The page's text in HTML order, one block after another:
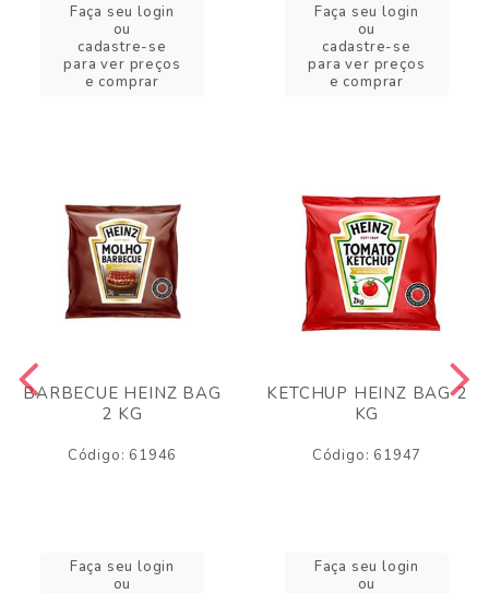
Faça seu login
ou
cadastre-se
para ver preços
e comprar
Faça seu login
ou
cadastre-se
para ver preços
e comprar
BARBECUE HEINZ BAG
2 KG
Código: 61946
Faça seu login
ou
KETCHUP HEINZ BAG 2
KG
Código: 61947
Faça seu login
ou